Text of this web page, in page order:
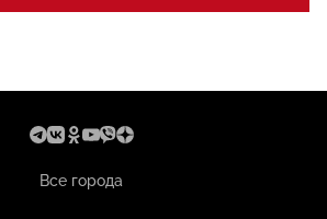
Все города